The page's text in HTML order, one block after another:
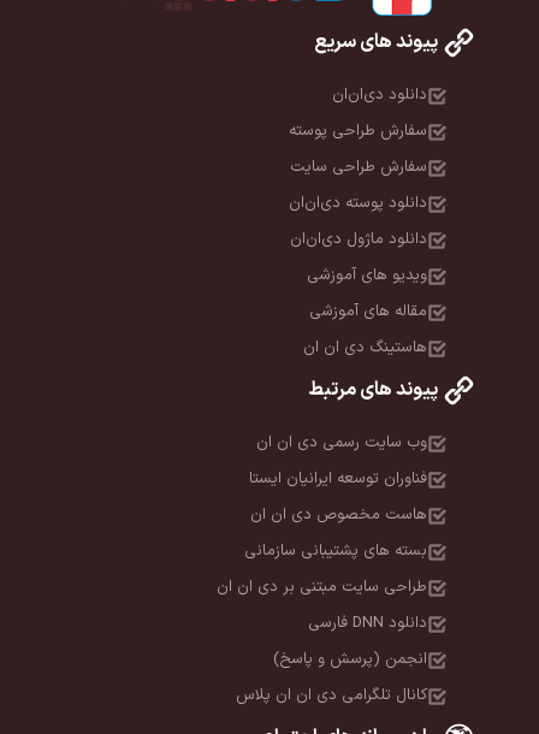
پیوند های سریع
دانلود دی‌ان‌ان
سفارش طراحی پوسته
سفارش طراحی سایت
دانلود پوسته دی‌ان‌ان
دانلود ماژول دی‌ان‌ان
ویدیو های آموزشی
مقاله های آموزشی
هاستینگ دی ان ان
پیوند های مرتبط
وب سایت رسمی دی ان ان
فناوران توسعه ایرانیان ایستا
هاست مخصوص دی ان ان
بسته های پشتیبانی سازمانی
طراحی سایت مبتنی بر دی ان ان
دانلود DNN فارسی
انجمن (پرسش و پاسخ)
کانال تلگرامی دی ان ان پلاس